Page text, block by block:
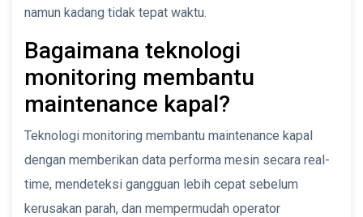
namun kadang tidak tepat waktu.
Bagaimana teknologi
monitoring membantu
maintenance kapal?
Teknologi monitoring membantu maintenance kapal
dengan memberikan data performa mesin secara real-
time, mendeteksi gangguan lebih cepat sebelum
kerusakan parah, dan mempermudah operator